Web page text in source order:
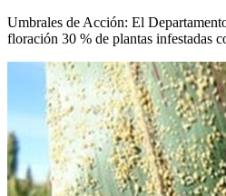
Umbrales de Acción: El
floración 30 % de plantas infestadas